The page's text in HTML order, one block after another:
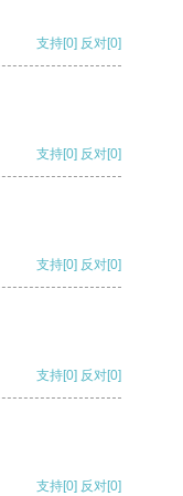
支持[0] 反对[0]
支持[0] 反对[0]
支持[0] 反对[0]
支持[0] 反对[0]
支持[0] 反对[0]